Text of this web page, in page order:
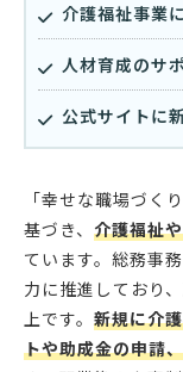
介護福祉事業
人材育成のサ
公式サイトに
「幸せな職場づく
基づき、 介護福祉
ています。総務事
力に推進しており
上です。 新規に介
トや助成金の申請